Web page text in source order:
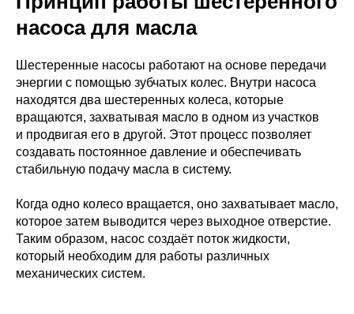
насоса для масла
Шестеренные насосы работают на основе передачи
энергии с помощью зубчатых колес. Внутри насоса
находятся два шестеренных колеса, которые
вращаются, захватывая масло в одном из участков
и продвигая его в другой. Этот процесс позволяет
создавать постоянное давление и обеспечивать
стабильную подачу масла в систему.
Когда одно колесо вращается, оно захватывает масло,
которое затем выводится через выходное отверстие.
Таким образом, насос создаёт поток жидкости,
который необходим для работы различных
механических систем.